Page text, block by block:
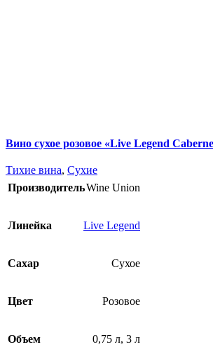
Вино сухое розовое «Live Legend
Тихие вина, Сухие
ПроизводительWine Union
Линейка Live Legend
Сахар Сухое
Цвет Розовое
Объем 0,75 л, 3 л